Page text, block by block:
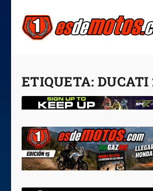
ETIQUETA: DUCATI